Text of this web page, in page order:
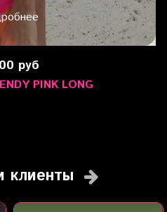
руб
PINK LONG
клиенты